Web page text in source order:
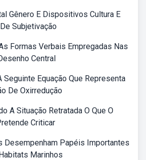
Gênero E Dispositivos Cultura E
Subjetivação
Formas Verbais Empregadas Nas
Central
Seguinte Equação Que Representa
De Oxirredução
A Situação Retratada O Que O
Criticar
Desempenham Papéis Importantes
Marinhos